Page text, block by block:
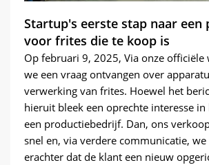
Startup's eerste stap naar een
voor frites die te koop is
Op februari 9, 2025, Via onze officiële
we een vraag ontvangen over
verwerking van frites. Hoewel het
hieruit bleek een oprechte interesse
een productiebedrijf. Dan, ons
snel en, via verdere communicatie,
erachter dat de klant een nieuw